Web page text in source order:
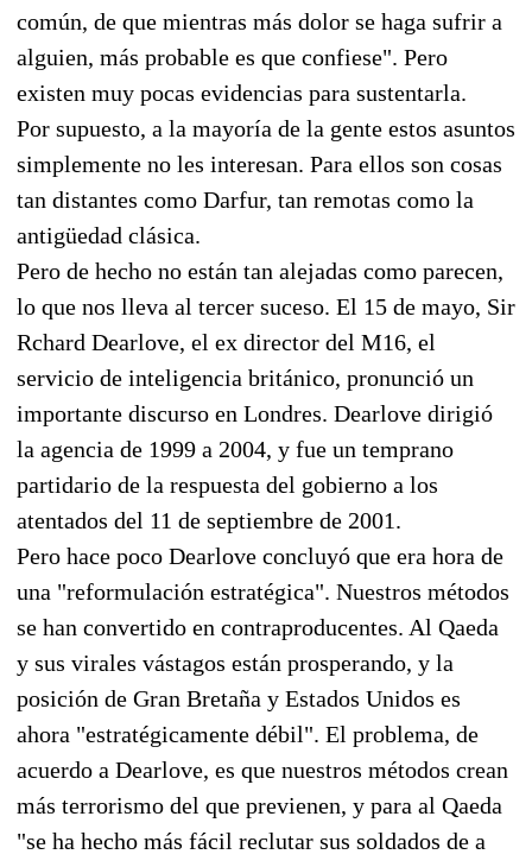
común, de que mientras más dolor se haga sufrir a
alguien, más probable es que confiese". Pero
existen muy pocas evidencias para sustentarla.
Por supuesto, a la mayoría de la gente estos asuntos
simplemente no les interesan. Para ellos son cosas
tan distantes como Darfur, tan remotas como la
antigüedad clásica.
Pero de hecho no están tan alejadas como parecen,
lo que nos lleva al tercer suceso. El 15 de mayo, Sir
Rchard Dearlove, el ex director del M16, el
servicio de inteligencia británico, pronunció un
importante discurso en Londres. Dearlove dirigió
la agencia de 1999 a 2004, y fue un temprano
partidario de la respuesta del gobierno a los
atentados del 11 de septiembre de 2001.
Pero hace poco Dearlove concluyó que era hora de
una "reformulación estratégica". Nuestros métodos
se han convertido en contraproducentes. Al Qaeda
y sus virales vástagos están prosperando, y la
posición de Gran Bretaña y Estados Unidos es
ahora "estratégicamente débil". El problema, de
acuerdo a Dearlove, es que nuestros métodos crean
más terrorismo del que previenen, y para al Qaeda
"se ha hecho más fácil reclutar sus soldados de a